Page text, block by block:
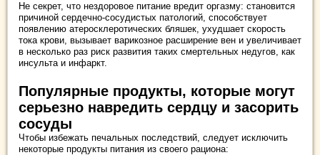
Не секрет, что нездоровое питание вредит оргазму: становится
причиной сердечно-сосудистых патологий, способствует
появлению атеросклеротических бляшек, ухудшает скорость
тока крови, вызывает варикозное расширение вен и увеличивает
в несколько раз риск развития таких смертельных недугов, как
инсульта и инфаркт.
Популярные продукты, которые могут
серьезно навредить сердцу и засорить
сосуды
Чтобы избежать печальных последствий, следует исключить
некоторые продукты питания из своего рациона: